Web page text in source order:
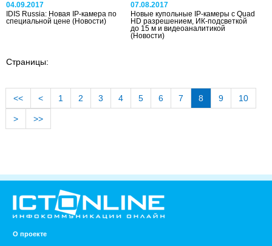
04.09.2017
IDIS Russia: Новая IP-камера по
специальной цене (Новости)
07.08.2017
Новые купольные IP-камеры с Quad
HD разрешением, ИК-подсветкой
до 15 м и видеоаналитикой
(Новости)
Страницы:
<< < 1 2 3 4 5 6 7 8 9 10
> >>
О проекте